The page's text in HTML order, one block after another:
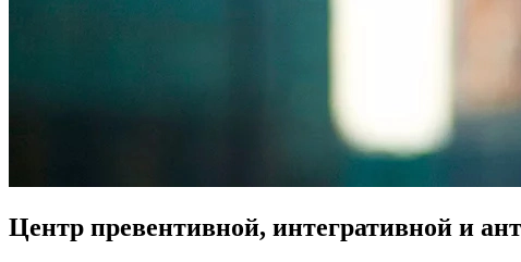
Центр превентивной, интегративной и